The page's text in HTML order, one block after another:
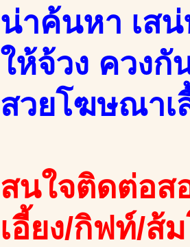
น่าค้นหา เส
ให้จ้วง ควงกั
สวยโฆษณา
สนใจติดต่อส
เอี้ยง/กิฟท์/ส้